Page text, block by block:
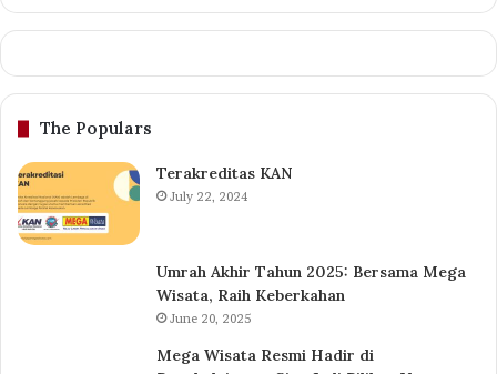
The Populars
Terakreditas KAN
July 22, 2024
Umrah Akhir Tahun 2025: Bersama Mega
Wisata, Raih Keberkahan
June 20, 2025
Mega Wisata Resmi Hadir di